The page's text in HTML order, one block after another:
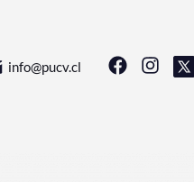
info@pucv.cl